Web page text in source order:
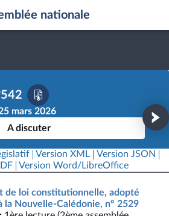
nationale
mars 2026
A discuter
Version XML
Version JSON
Version Word/LibreOffice
de loi constitutionnelle, adopté
la Nouvelle-Calédonie, n° 2529